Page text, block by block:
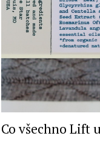
Co všechno Lift